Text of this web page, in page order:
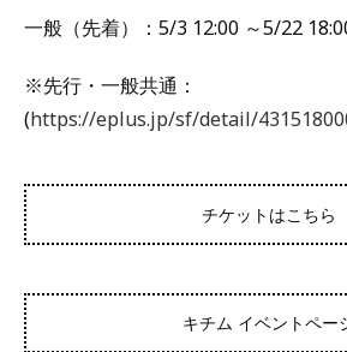
一般（先着）：5/3 12:00 ～5/22
※先行・一般共通：
(https://eplus.jp/sf/detail/
チケットはこちら
キチム イベントペー